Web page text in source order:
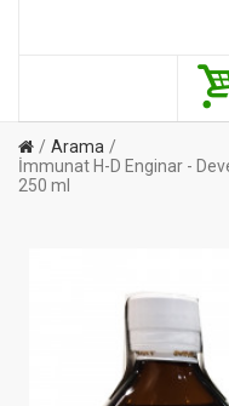
Arama
İmmunat H-D Enginar -
250 ml